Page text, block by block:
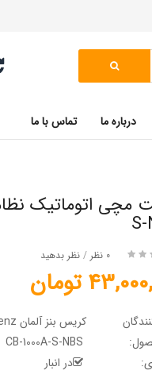
درباره ما تماس با ما
0 نظر /نظر بدهید
تومان
کریس بنز آلمان Chris Benz
در انبار